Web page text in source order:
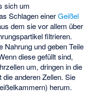
sich um
Schlagen einerGeißel
dem sie vor allem über
filtrieren.
Nahrung und geben Teile
diese gefüllt sind,
um, dringen in die
anderen Zellen. Sie
herum.